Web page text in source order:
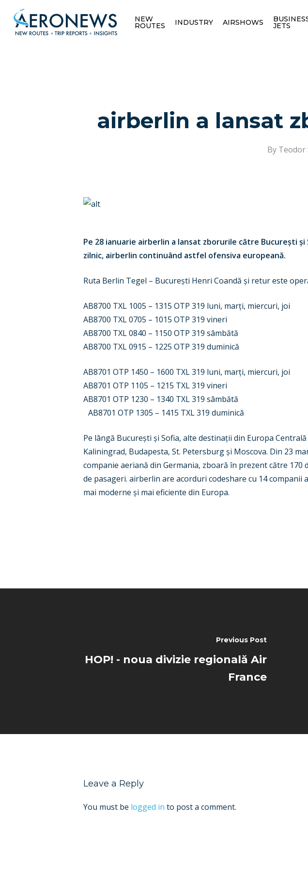
NEW
ROUTES INDUSTRY AIRSHOWS JETS
airberlin a lansat
By Teodor
Pe 28 ianuarie airberlin a lansat zborurile către București
zilnic, airberlin continuând astfel ofensiva europeană.
Ruta Berlin Tegel – București Henri Coandă și retur este
AB8700 TXL 1005 – 1315 OTP 319 luni, marți, miercuri, joi
AB8700 TXL 0705 – 1015 OTP 319 vineri
AB8700 TXL 0840 – 1150 OTP 319 sâmbătă
AB8700 TXL 0915 – 1225 OTP 319 duminică
AB8701 OTP 1450 – 1600 TXL 319 luni, marți, miercuri, joi
AB8701 OTP 1105 – 1215 TXL 319 vineri
AB8701 OTP 1230 – 1340 TXL 319 sâmbătă
AB8701 OTP 1305 – 1415 TXL 319 duminică
Pe lângă București și Sofia, alte destinații din Europa
Kaliningrad, Budapesta, St. Petersburg și Moscova. Din 23
companie aeriană din Germania, zboară în prezent către
de pasageri. airberlin are acorduri codeshare cu 14
mai moderne și mai eficiente din Europa.
Previous Post
HOP! - noua divizie regională Air
France
Leave a Reply
You must be logged in to post a comment.